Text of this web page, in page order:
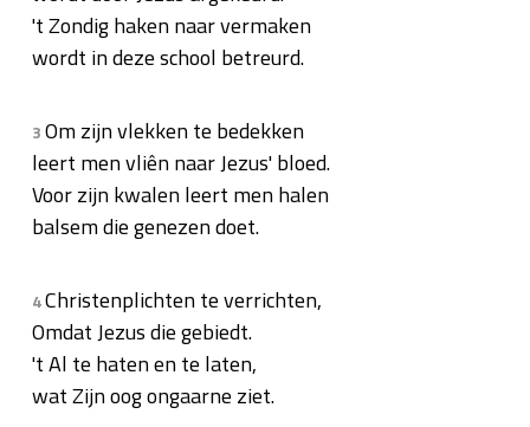
't Zondig haken naar vermaken
wordt in deze school betreurd.
3Om zijn vlekken te bedekken
leert men vliên naar Jezus' bloed.
Voor zijn kwalen leert men halen
balsem die genezen doet.
4Christenplichten te verrichten,
Omdat Jezus die gebiedt.
't Al te haten en te laten,
wat Zijn oog ongaarne ziet.